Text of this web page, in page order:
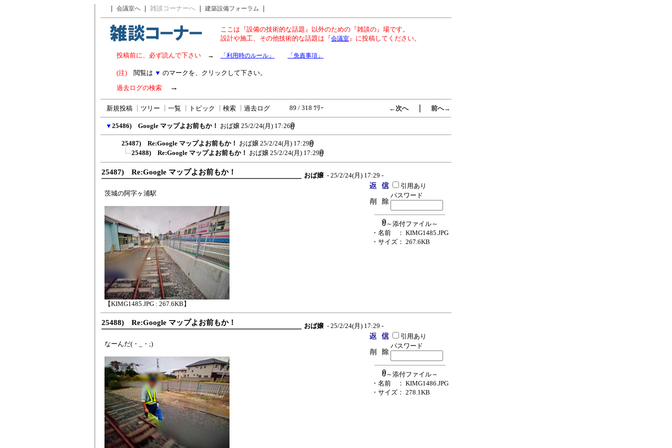
｜ 会議室へ ｜ 雑談コーナーへ ｜ 建築設備フォーラム ｜
ここは『設備の技術的な話題』以外のための『雑談の』場です。
設計や施工、その他技術的な話題は『会議室』に投稿してください。
投稿前に、必ず読んで下さい → 「利用時のルール」 「免責事項」
(注) 閲覧は ▼ のマークを、クリックして下さい。
過去ログの検索 →
新規投稿 ツリー 一覧 トピック 検索 過去ログ 89 / 318 ﾂﾘｰ ←次へ｜ 前へ→
▼ 25486) Google マップよお前もか！ おば嬢 25/2/24(月) 17:26
25487) Re:Google マップよお前もか！ おば嬢 25/2/24(月) 17:29
25488) Re:Google マップよお前もか！ おば嬢 25/2/24(月) 17:29
25487) Re:Google マップよお前もか！ おば嬢 - 25/2/24(月) 17:29 -
茨城の阿字ヶ浦駅
【KIMG1485.JPG : 267.6KB】
引用あり
パスワード
～添付ファイル～
・名前
： KIMG1485.JPG
・サイズ： 267.6KB
25488) Re:Google マップよお前もか！ おば嬢 - 25/2/24(月) 17:29 -
なーんだ(・_・;)
引用あり
パスワード
～添付ファイル～
・名前
： KIMG1486.JPG
・サイズ： 278.1KB